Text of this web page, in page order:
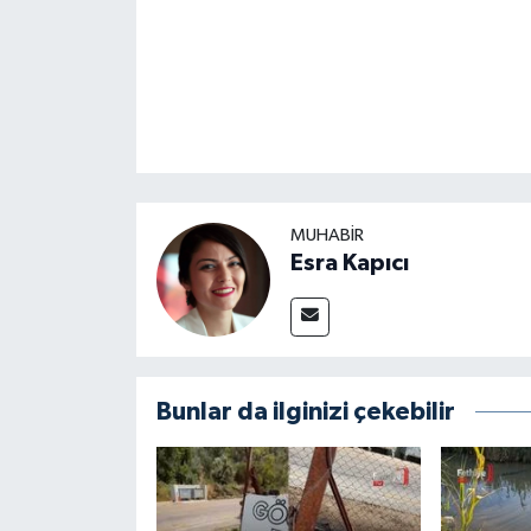
MUHABİR
Esra Kapıcı
Bunlar da ilginizi çekebilir